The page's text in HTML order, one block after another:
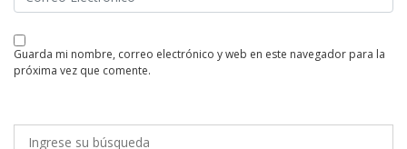
guarda mi nombre, correo electrónico y web en este navegador para la
próxima vez que comente.